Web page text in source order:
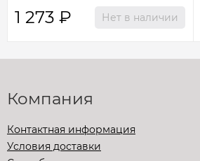
1 273 ₽ Нет в наличии
Компания
Контактная информация
Условия доставки